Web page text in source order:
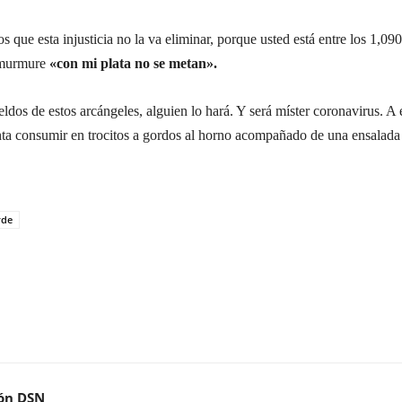
que esta injusticia no la va eliminar, porque usted está entre los 1,090
«con mi plata no se metan».
de estos arcángeles, alguien lo hará. Y será míster coronavirus. A
consumir en trocitos a gordos al horno acompañado de una
DSN